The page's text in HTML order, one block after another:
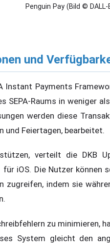
Penguin Pay (Bild © DALL-
und
Instant Payments
SEPA-Raums in weniger
werden diese
und Feiertagen, bearbeitet.
verteilt die DKB
iOS. Die Nutzer können
zugreifen, indem sie
zu minimieren,
System gleicht den